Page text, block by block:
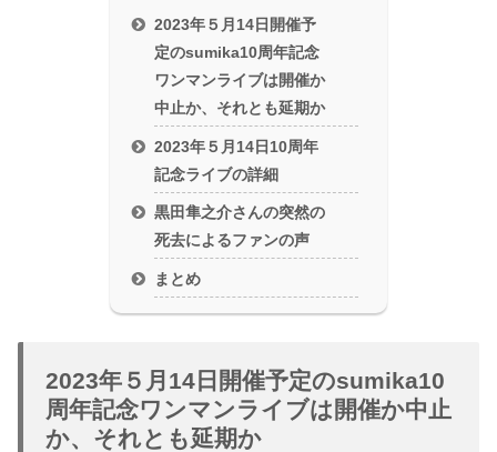
2023年５月14日開催予
定のsumika10周年記念
ワンマンライブは開催か
中止か、それとも延期か
2023年５月14日10周年
記念ライブの詳細
黒田隼之介さんの突然の
死去によるファンの声
まとめ
2023年５月14日開催予定のsumika10
周年記念ワンマンライブは開催か中止
か、それとも延期か